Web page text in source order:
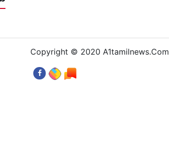
Copyright © 2020 A1tamilnews.Com